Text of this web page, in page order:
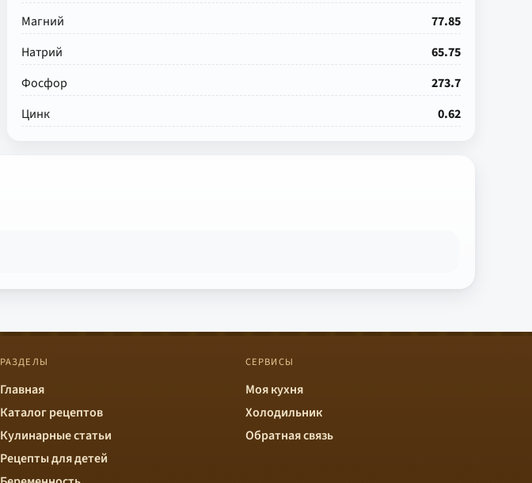
Магний
77.85
Натрий
65.75
Фосфор
273.7
Цинк
0.62
РАЗДЕЛЫ
Главная
Каталог рецептов
Кулинарные статьи
Рецепты для детей
СЕРВИСЫ
Моя кухня
Холодильник
Обратная связь